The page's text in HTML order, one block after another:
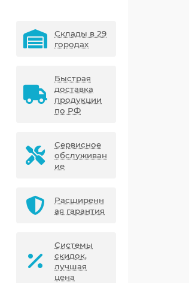
Склады в 29
городах
Быстрая
доставка
продукции
по РФ
Сервисное
обслуживан
ие
Расширенн
ая гарантия
Системы
скидок,
лучшая
цена